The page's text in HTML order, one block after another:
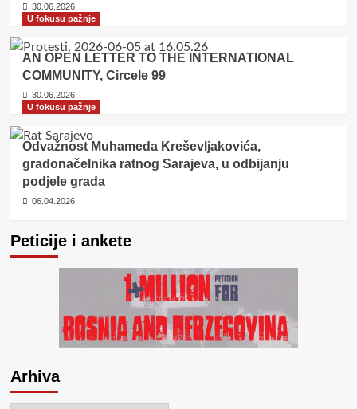
30.06.2026
U fokusu pažnje
AN OPEN LETTER TO THE INTERNATIONAL
COMMUNITY, Circele 99
30.06.2026
U fokusu pažnje
Odvažnost Muhameda Kreševljakovića,
gradonačelnika ratnog Sarajeva, u odbijanju
podjele grada
06.04.2026
Peticije i ankete
Arhiva